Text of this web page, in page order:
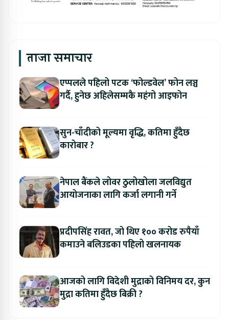
ताजा समाचार
एप्पलले पहिलो पटक ‘फोल्डवेल’ फोन लञ्च
गर्दै, हुनेछ अहिलेसम्मकै महंगो आइफोन
सुन-चाँदीको मूल्यमा वृद्धि, कतिमा हुँदैछ
कारोबार ?
नेपाल बैंकले लोवर ठुलोखोला जलविद्युत
आयोजनाका लागि कर्जा लगानी गर्ने
प्रदीपसिंह रावत, जो थिए १०० करोड रुपैयाँ
कमाउने बलिउडका पहिलो खलनायक
आजको लागि विदेशी मुद्राको विनिमय दर, कुन
मुद्रा कतिमा हुँदैछ बिक्री ?